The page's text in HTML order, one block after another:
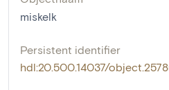
miskelk
Persistent identifier
hdl:20.500.14037/object.2578